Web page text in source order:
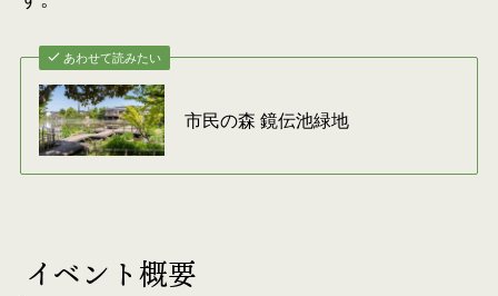
あわせて読みたい
市民の森 鏡伝池緑地
イベント概要